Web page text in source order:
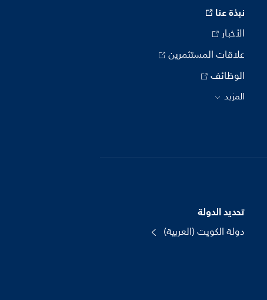
نبذة عنا
الأخبار
علاقات المستثمرين
الوظائف
المزيد
تحديد الدولة
دولة الكويت (العربية)